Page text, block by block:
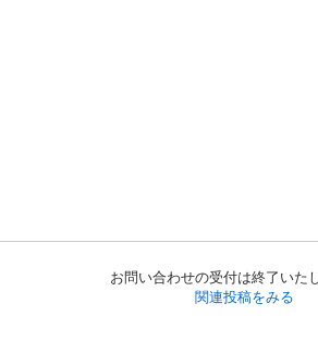
お問い合わせの受付は終了いた
関連投稿をみる